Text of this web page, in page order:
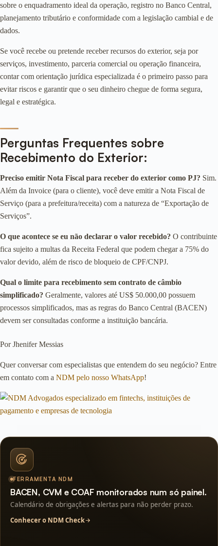
sobre o enquadramento ideal da operação, registro no Banco Central,
planejamento tributário e conformidade com a legislação cambial e de
dados.
Se você recebe ou pretende receber recursos do exterior, seja por
serviços, investimento, parceria comercial ou operação financeira,
contar com orientação jurídica especializada é o primeiro passo para
evitar riscos e garantir que o seu dinheiro chegue de forma segura,
legal e estratégica.
Perguntas Frequentes sobre
Recebimento do Exterior:
Preciso emitir Nota Fiscal para receber do exterior como PJ? Sim.
Além da Invoice (para o cliente), você deve emitir a Nota Fiscal de
Serviço (para a prefeitura/receita) com a natureza de “Exportação de
Serviços”.
O que acontece se eu não declarar o valor recebido? O contribuinte
fica sujeito a multas da Receita Federal que podem chegar a 75% do
valor devido, além de risco de bloqueio de CPF/CNPJ.
Qual o limite para recebimento sem contrato de câmbio
simplificado? Geralmente, valores até US$ 50.000,00 possuem
processos simplificados, mas as regras do Banco Central (BACEN)
devem ser consultadas conforme a instituição bancária.
Por Jhenifer Messias
Quer conversar com especialistas que entendem do seu negócio? Entre
em contato com a NDM pelo nosso WhatsApp!
FERRAMENTA NDM
BACEN, CVM e COAF monitorados num só painel.
Calendário de obrigações e alertas para não perder prazo.
Conhecer o NDM Check